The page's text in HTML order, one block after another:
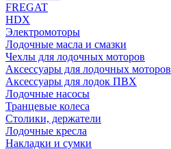
FREGAT
HDX
Электромоторы
Лодочные масла и смазки
Чехлы для лодочных моторов
Аксессуары для лодочных моторов
Аксессуары для лодок ПВХ
Лодочные насосы
Транцевые колеса
Столики, держатели
Лодочные кресла
Накладки и сумки